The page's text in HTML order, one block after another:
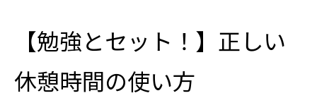
【勉強とセット！】正しい
休憩時間の使い方